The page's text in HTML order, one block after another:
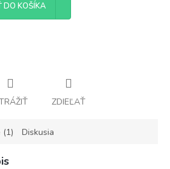
DO KOŠÍKA
ZDIEĽAŤ
(1) Diskusia